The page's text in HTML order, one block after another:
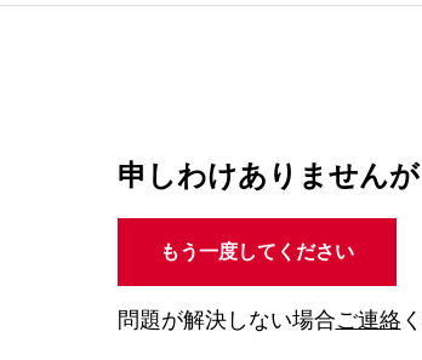
申しわけありません
もう一度してください
問題が解決しない場合ご連絡